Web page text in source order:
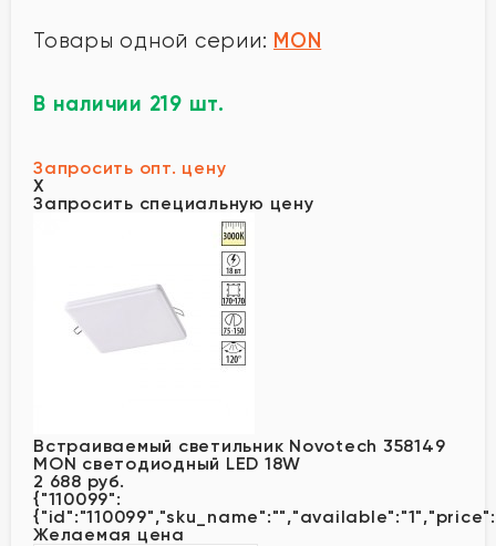
Товары одной серии: MON
В наличии 219 шт.
Запросить опт. цену
X
Запросить специальную цену
Встраиваемый светильник Novotech 358149
MON светодиодный LED 18W
2 688 руб.
{"110099":
Желаемая цена